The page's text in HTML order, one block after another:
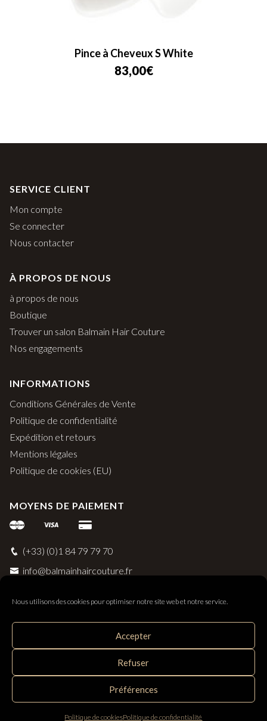
Nous utilisons des cookies pour optimiser notre site web et notre service.
Accepter
Refuser
Préférences
Politique de cookiesPolitique de confidentialité
Pince à Cheveux S White
83,00€
SERVICE CLIENT
Mon compte
Se connecter
Nous contacter
À PROPOS DE NOUS
à propos de nous
Boutique
Trouver un salon Balmain Hair Couture
Nos engagements
INFORMATIONS
Conditions Générales de Vente
Politique de confidentialité
Expédition et retours
Mentions légales
Politique de cookies (EU)
MOYENS DE PAIEMENT
(+33) (0)1 84 79 79 70
info@balmainhaircouture.fr
Balmain Paris Hair Couture
Distribué par SAS Follow Hair - 33 rue Surcouf 56230